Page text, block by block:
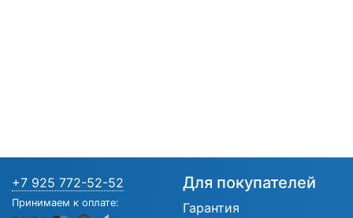
+7 925 772-52-52
Принимаем к оплате:
Для покупателей
Гарантия